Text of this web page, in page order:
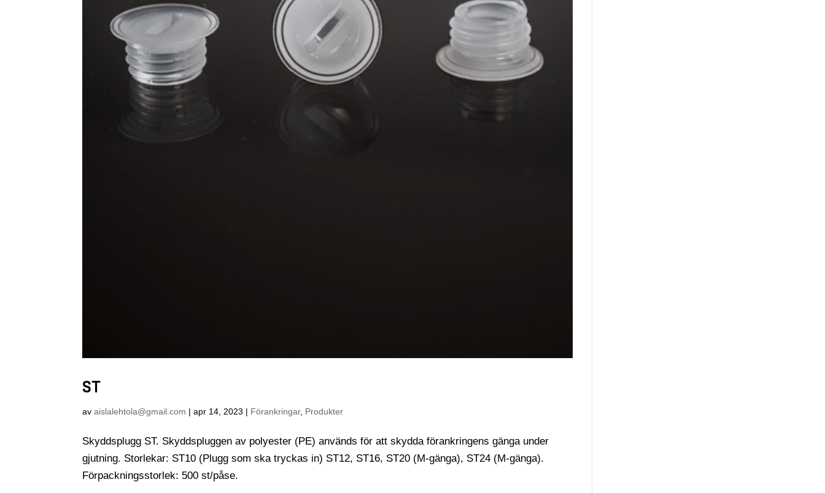
ST
avaislalehtola@gmail.com |apr 14, 2023 | Förankringar, Produkter
Skyddsplugg ST. Skyddspluggen av polyester (PE) används för att skydda förankringens gänga under
gjutning. Storlekar: ST10 (Plugg som ska tryckas in) ST12, ST16, ST20 (M-gänga), ST24 (M-gänga).
Förpackningsstorlek: 500 st/påse.